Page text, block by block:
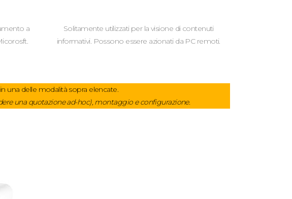
a
Solitamente utilizzati per la visione di contenuti
informativi. Possono essere azionati da PC remoti.
una delle modalità sopra elencate.
una quotazione ad-hoc), montaggio e configurazione.